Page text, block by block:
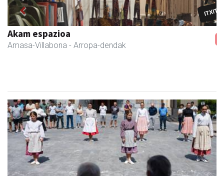
Zubimusu Ikastola
Amasa-Villabona - Hezkuntza
Previous Next